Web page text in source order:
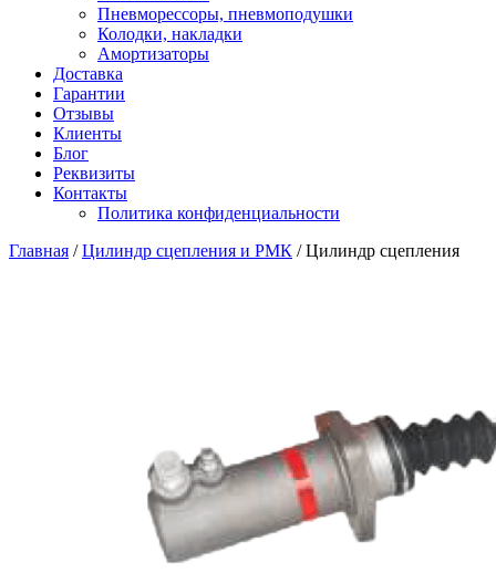
Пневморессоры, пневмоподушки
Колодки, накладки
Амортизаторы
Доставка
Гарантии
Отзывы
Клиенты
Блог
Реквизиты
Контакты
Политика конфиденциальности
Главная /Цилиндр сцепления и РМК / Цилиндр сцепления